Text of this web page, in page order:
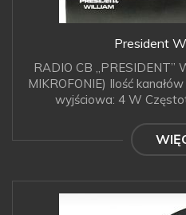
President
RADIO CB „PRESIDENT”
MIKROFONIE) Ilość
wyjściowa: 4 W